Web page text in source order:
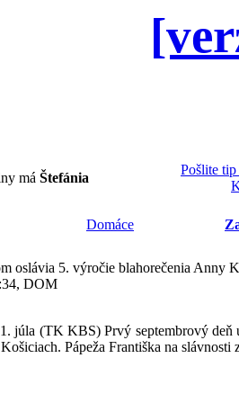
má Štefánia
Pošlite
Domáce
oslávia 5. výročie blahorečenia Anny
DOM
júla (TK KBS) Prvý septembrový
Pápeža Františka na